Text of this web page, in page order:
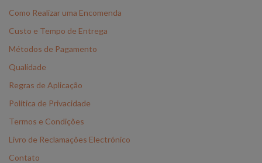
Como Realizar uma Encomenda
Custo e Tempo de Entrega
Métodos de Pagamento
Qualidade
Regras de Aplicação
Política de Privacidade
Termos e Condições
Livro de Reclamações Electrónico
Contato